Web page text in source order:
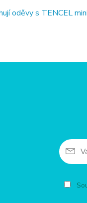
oděvy s TENCEL